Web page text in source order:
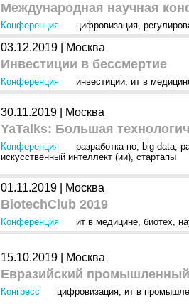
Международная научная
Конференция цифровизация,
03.12.2019 | Москва
Инвестиции в бессмертие
Конференция инвестиции, ит в
30.11.2019 | Москва
YaTalks: Большая
Конференция разработка по, big data,
искусственный интеллект (ии), стартапы
01.11.2019 | Москва
BiotechClub 2019
Конференция ит в медицине, биотех,
15.10.2019 | Москва
Евразийский
Конгресс цифровизация, ит в